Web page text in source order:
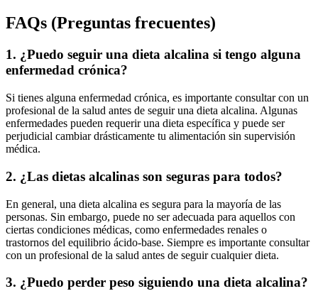
FAQs (Preguntas frecuentes)
1. ¿Puedo seguir una dieta alcalina si tengo alguna
enfermedad crónica?
Si tienes alguna enfermedad crónica, es importante consultar con un
profesional de la salud antes de seguir una dieta alcalina. Algunas
enfermedades pueden requerir una dieta específica y puede ser
perjudicial cambiar drásticamente tu alimentación sin supervisión
médica.
2. ¿Las dietas alcalinas son seguras para todos?
En general, una dieta alcalina es segura para la mayoría de las
personas. Sin embargo, puede no ser adecuada para aquellos con
ciertas condiciones médicas, como enfermedades renales o
trastornos del equilibrio ácido-base. Siempre es importante consultar
con un profesional de la salud antes de seguir cualquier dieta.
3. ¿Puedo perder peso siguiendo una dieta alcalina?